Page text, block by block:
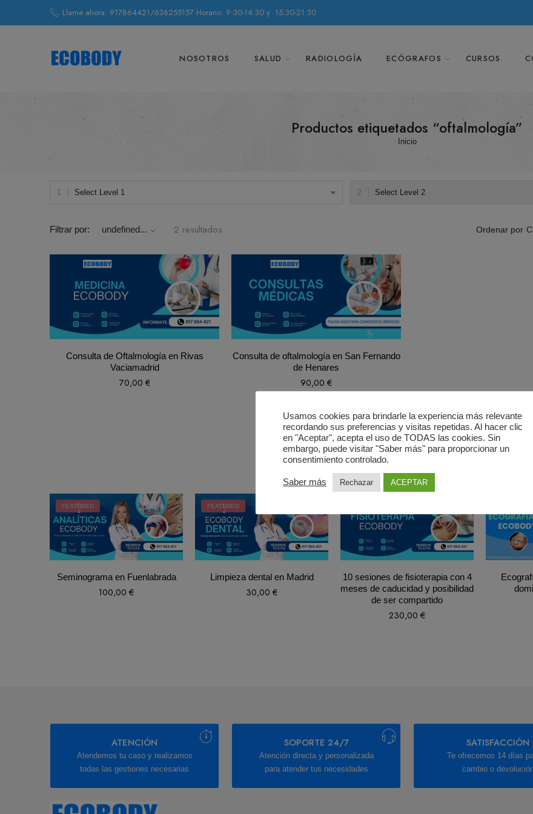
Llame ahora: 917864421/636255157 Horario: 9:30-14:30 y 15:30-21:30
NOSOTROS SALUD RADIOLOGÍA ECÓGRAFOS CURSOS
Productos etiquetados “oftalmología”
Inicio
Select Level 1 Select Level 2
Filtrar por: undefined... 2 resultados Ordenar por
Consulta de Oftalmología en Rivas
Vaciamadrid
70,00 €
Consulta de oftalmología en San Fernando
de Henares
90,00 €
Recommend Products
FEATURED
Seminograma en Fuenlabrada
100,00 €
FEATURED
Limpieza dental en Madrid
30,00 €
10 sesiones de fisioterapia con 4
meses de caducidad y posibilidad
de ser compartido
230,00 €
ATENCIÓN
Atendemos tu caso y realizamos
todas las gestiones necesarias
SOPORTE 24/7
Atención directa y personalizada
para atender tus necesidades
SATISFACCIÓN
Te ofrecemos 14 días
cambio o
Usamos cookies para brindarle la experiencia más relevante
recordando sus preferencias y visitas repetidas. Al hacer clic
en "Aceptar", acepta el uso de TODAS las cookies. Sin
embargo, puede visitar "Saber más" para proporcionar un
consentimiento controlado.
Saber más Rechazar ACEPTAR